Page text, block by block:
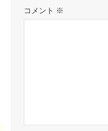
コメント ※